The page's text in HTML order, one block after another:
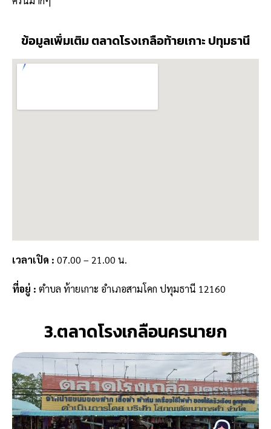
ข้อมูลเพิ่มเติม ตลาดโรงเกลือท้ายเกาะ ปทุมธานี
เวลาเปิด : 07.00 – 21.00 น.
ที่อยู่ : ตำบล ท้ายเกาะ อำเภอสามโคก ปทุมธานี 12160
3.ตลาดโรงเกลือนครนายก